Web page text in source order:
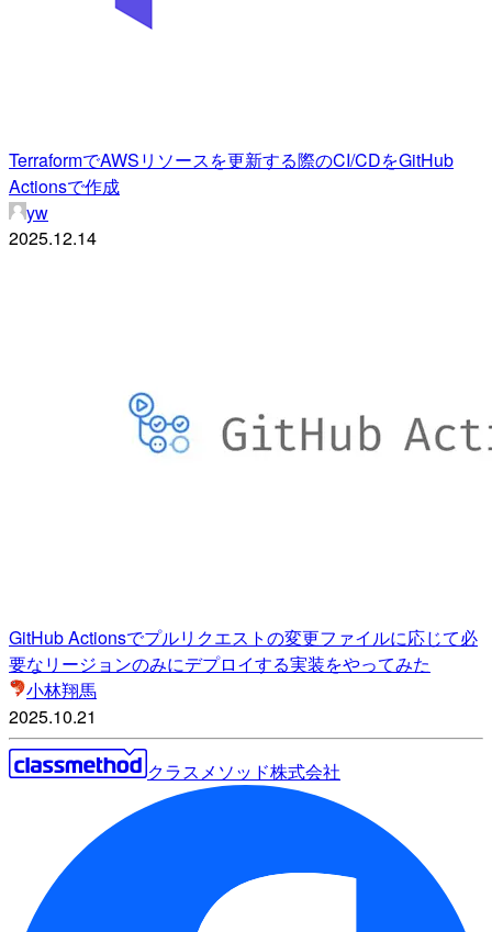
TerraformでAWSリソースを更新する際のCI/CDをGitHub
Actionsで作成
yw
2025.12.14
GitHub Actionsでプルリクエストの変更ファイルに応じて必
要なリージョンのみにデプロイする実装をやってみた
小林翔馬
2025.10.21
クラスメソッド株式会社